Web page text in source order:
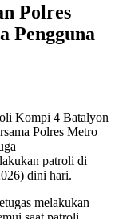
Polres
Pengguna
Kompi 4 Batalyon
Polres Metro
patroli di
dini hari.
melakukan